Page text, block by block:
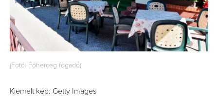
(Fotó: Főherceg fogadó)
Kiemelt kép: Getty Images